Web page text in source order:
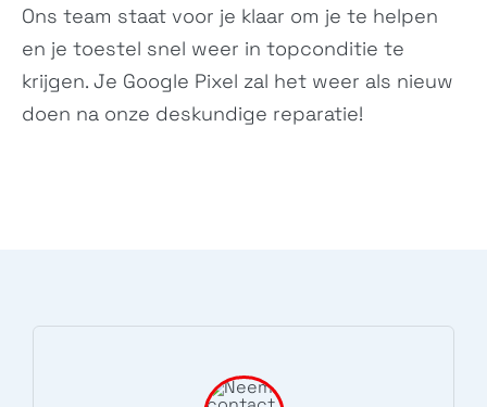
Wildfire X Desire 19+
Ons team staat voor je klaar om je te helpen
en je toestel snel weer in topconditie te
krijgen. Je Google Pixel zal het weer als nieuw
doen na onze deskundige reparatie!